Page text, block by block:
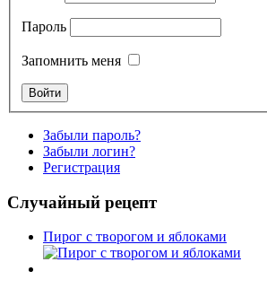
Пароль
Запомнить меня
Забыли пароль?
Забыли логин?
Регистрация
Случайный рецепт
Пирог с творогом и яблоками